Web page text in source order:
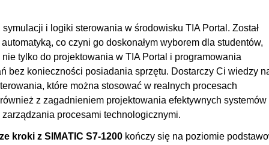
i logiki sterowania w środowisku TIA Portal. Został
co czyni go doskonałym wyborem dla studentów,
tylko do projektowania w TIA Portal i programowania
bez konieczności posiadania sprzętu. Dostarczy Ci wiedzy
które można stosować w realnych procesach
z zagadnieniem projektowania efektywnych systemów
procesami technologicznymi.
kroki z SIMATIC S7-1200 kończy się na poziomie